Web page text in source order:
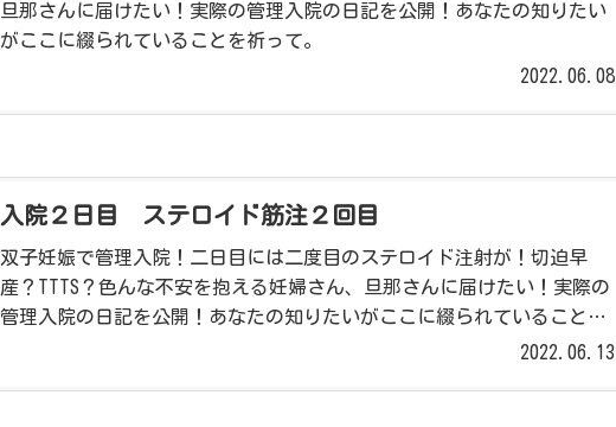
旦那さんに届けたい！実際の管理入院の日記を公開！あなたの知りたい
がここに綴られていることを祈って。
2022.06.08
入院２日目 ステロイド筋注２回目
双子妊娠で管理入院！二日目には二度目のステロイド注射が！切迫早
産？TTTS？色んな不安を抱える妊婦さん、旦那さんに届けたい！実際の
管理入院の日記を公開！あなたの知りたいがここに綴られていることを
2022.06.13